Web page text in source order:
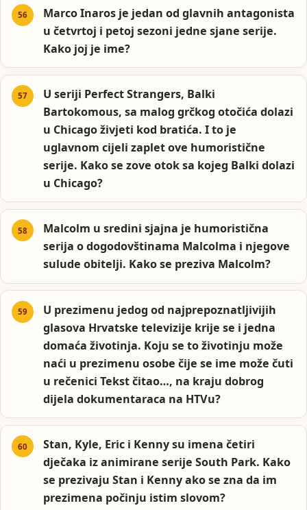
Marco Inaros je jedan od glavnih antagonista
u četvrtoj i petoj sezoni jedne sjane serije.
Kako joj je ime?
U seriji Perfect Strangers, Balki
Bartokomous, sa malog grčkog otočića dolazi
u Chicago živjeti kod bratića. I to je
uglavnom cijeli zaplet ove humoristične
serije. Kako se zove otok sa kojeg Balki dolazi
u Chicago?
Malcolm u sredini sjajna je humoristična
serija o dogodovštinama Malcolma i njegove
sulude obitelji. Kako se preziva Malcolm?
U prezimenu jedog od najprepoznatljivijih
glasova Hrvatske televizije krije se i jedna
domaća životinja. Koju se to životinju može
naći u prezimenu osobe čije se ime može čuti
u rečenici Tekst čitao…, na kraju dobrog
dijela dokumentaraca na HTVu?
Stan, Kyle, Eric i Kenny su imena četiri
dječaka iz animirane serije South Park. Kako
se prezivaju Stan i Kenny ako se zna da im
prezimena počinju istim slovom?